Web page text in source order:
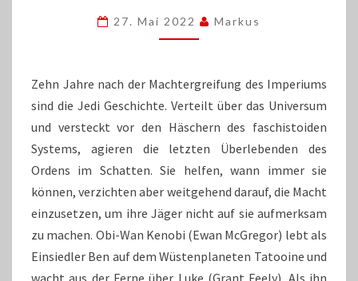
ALLEINGANG
LÄSST
VERGESSEN
27. Mai 2022 Markus
Zehn Jahre nach der Machtergreifung des Imperiums
sind die Jedi Geschichte. Verteilt über das Universum
und versteckt vor den Häschern des faschistoiden
Systems, agieren die letzten Überlebenden des
Ordens im Schatten. Sie helfen, wann immer sie
können, verzichten aber weitgehend darauf, die Macht
einzusetzen, um ihre Jäger nicht auf sie aufmerksam
zu machen. Obi-Wan Kenobi (Ewan McGregor) lebt als
Einsiedler Ben auf dem Wüstenplaneten Tatooine und
wacht aus der Ferne über Luke (Grant Feely). Als ihn